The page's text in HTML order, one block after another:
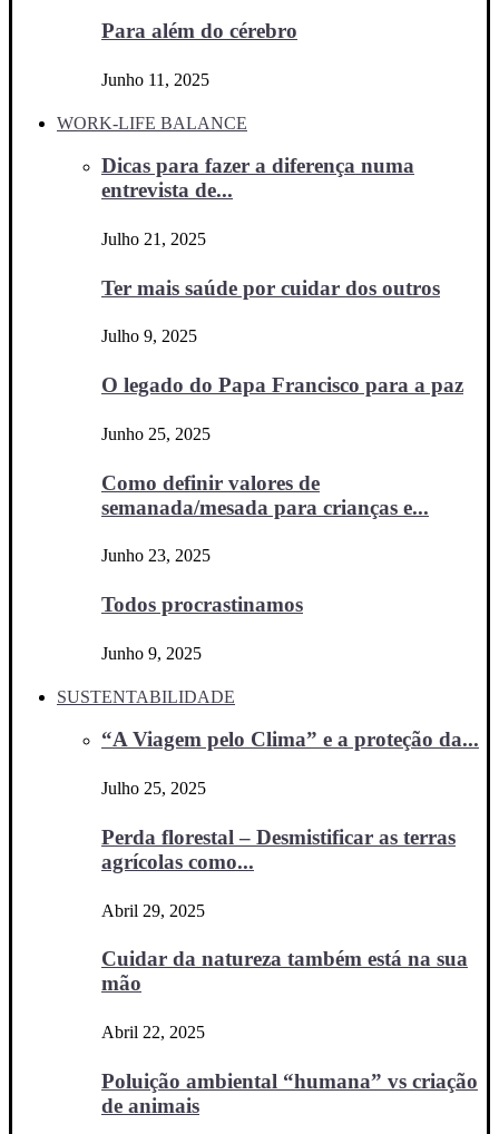
Para além do cérebro
Junho 11, 2025
WORK-LIFE BALANCE
Dicas para fazer a diferença numa
entrevista de...
Julho 21, 2025
Ter mais saúde por cuidar dos outros
Julho 9, 2025
O legado do Papa Francisco para a paz
Junho 25, 2025
Como definir valores de
semanada/mesada para crianças e...
Junho 23, 2025
Todos procrastinamos
Junho 9, 2025
SUSTENTABILIDADE
“A Viagem pelo Clima” e a proteção da...
Julho 25, 2025
Perda florestal – Desmistificar as terras
agrícolas como...
Abril 29, 2025
Cuidar da natureza também está na sua
mão
Abril 22, 2025
Poluição ambiental “humana” vs criação
de animais